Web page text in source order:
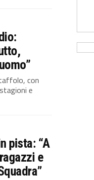
con
e
pista: “A
e